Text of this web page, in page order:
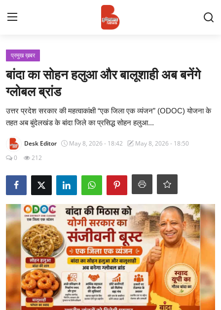
Login
Contact
प्रमुख ख़बर
राज्य
बुन्देलखण्ड
वीडियो
क्राइम
स्पोर्ट्स
मनोरंजन
गैलरी
प्रमुख ख़बर
बांदा का सोहन हलुआ और बालूशाही अब बनेंगे
ग्लोबल ब्रांड
उत्तर प्रदेश सरकार की महत्वाकांक्षी “एक जिला एक व्यंजन” (ODOC) योजना के
तहत अब बुंदेलखंड के बांदा जिले का प्रसिद्ध सोहन हलुआ...
Desk Editor May 8, 2026 - 18:42
May 8, 2026 - 18:50
0
212